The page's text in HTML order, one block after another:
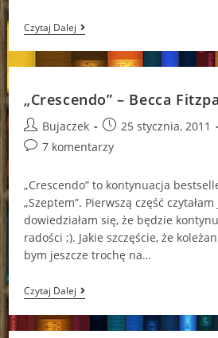
Czytaj Dalej„Zdradzona”-
P.C.
Cast
I
Cast
„Crescendo” – Becca
Post
author:
Bujaczek
Post
published:
25 stycznia, 2011
Post7 komentarzy
„Crescendo” to kontynuacja
„Szeptem”. Pierwszą część
dowiedziałam się, że będzie
radości ;). Jakie szczęście, że
bym jeszcze trochę na…
Czytaj Dalej„Crescendo”
–
Becca
Fitzpatrick